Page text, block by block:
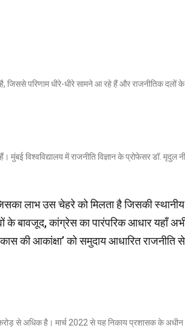
जिससे परिणाम धीरे-धीरे सामने आ रहे हैं और राजनीतिक दलों
विश्वविद्यालय में राजनीति विज्ञान के प्रोफेसर डॉ. मृदुल
लाभ उस चेहरे को मिलता है जिसकी
बावजूद, कांग्रेस का पारंपरिक आधार यहाँ
की आकांक्षा’ को समुदाय आधारित राजनीति
से अधिक है। मार्च 2022 से यह निकाय प्रशासक के